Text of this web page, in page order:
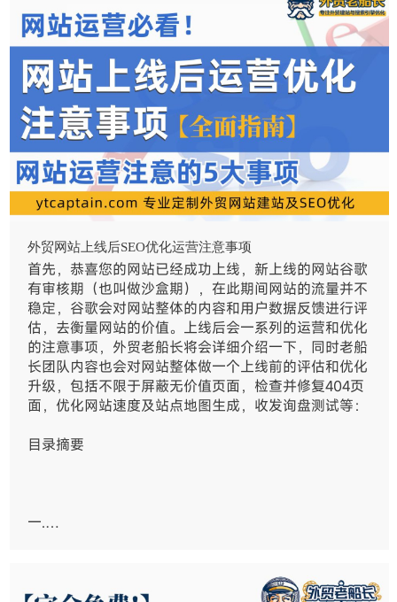
外贸网站上线后SEO优化运营注意事项
首先，恭喜您的网站已经成功上线，新上线的网站谷歌
有审核期（也叫做沙盒期），在此期间网站的流量并不
稳定，谷歌会对网站整体的内容和用户数据反馈进行评
估，去衡量网站的价值。上线后会一系列的运营和优化
的注意事项，外贸老船长将会详细介绍一下，同时老船
长团队内容也会对网站整体做一个上线前的评估和优化
升级，包括不限于屏蔽无价值页面，检查并修复404页
面，优化网站速度及站点地图生成，收发询盘测试等：
目录摘要
一.…